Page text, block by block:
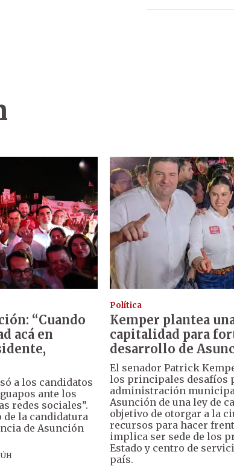
“Cuando
acá en
a los candidatos
ante los
redes sociales”.
la candidatura
de Asunción
Política
Kemper plantea
capitalidad para
desarrollo de
El senador Patrick
los principales desafíos
administración
Asunción de una ley de
objetivo de otorgar a la
recursos para hacer
implica ser sede de los
Estado y centro de
país.